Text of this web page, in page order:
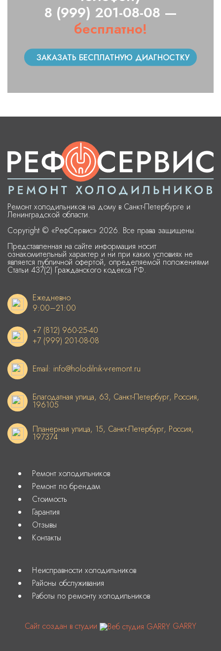
8 (999) 201-08-08 —
бесплатно!
ЗАКАЗАТЬ БЕСПЛАТНУЮ ДИАГНОСТКУ
Ремонт холодильников на дому в Санкт-Петербурге и
Ленинградской области.
Copyright © «РефСервис» 2026. Все права защищены.
Представленная на сайте информация носит
ознакомительный характер и ни при каких условиях не
является публичной офертой, определяемой положениями
Статьи 437(2) Гражданского кодекса РФ.
Ежедневно
9:00–21:00
+7 (812) 960-25-40
+7 (999) 201-08-08
Email: info@holodilnik-v-remont.ru
Благодатная улица, 63, Санкт-Петербург, Россия,
196105
Планерная улица, 15, Санкт-Петербург, Россия,
197374
Ремонт холодильников
Ремонт по брендам
Стоимость
Гарантия
Отзывы
Контакты
Неисправности холодильников
Районы обслуживания
Работы по ремонту холодильников
Сайт создан в студии GARRY